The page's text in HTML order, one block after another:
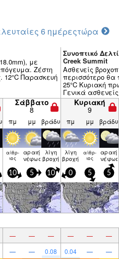
6 ημέρεςτώρα
με
Ζέστη
12°C Παρασκευή
Συνοπτικό
Creek Summit
Ασθενείς
περισσότερο θα
25°C Κυριακή
Γενικά
Σάββατο
8
Κυριακή
9
πμ μμ βράδυ πμ μμ βράδυ
αίθρ­
ιος
αραιή
νέφωση
λίγη
βροχή
λίγη
βροχή
αίθρ­
ιος
αραιή
νέφωση
10 5 10 0 5 5
— — — — — —
— — 0.08 0.04 — —